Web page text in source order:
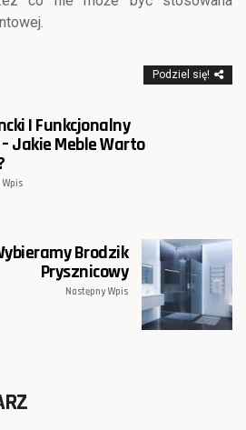
Podziel się!
I Funkcjonalny
Jakie Meble Warto
Wpis
Brodzik
Prysznicowy
Następny Wpis